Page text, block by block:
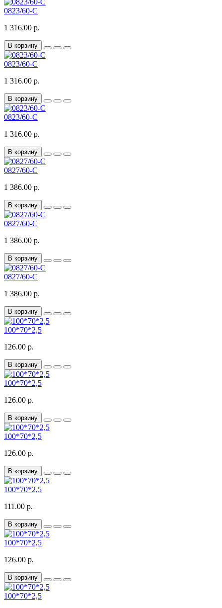
0823/60-C
1 316.00 р.
В корзину
0823/60-C
1 316.00 р.
В корзину
0823/60-C
1 316.00 р.
В корзину
0827/60-C
1 386.00 р.
В корзину
0827/60-C
1 386.00 р.
В корзину
0827/60-C
1 386.00 р.
В корзину
100*70*2,5
126.00 р.
В корзину
100*70*2,5
126.00 р.
В корзину
100*70*2,5
126.00 р.
В корзину
100*70*2,5
111.00 р.
В корзину
100*70*2,5
126.00 р.
В корзину
100*70*2,5